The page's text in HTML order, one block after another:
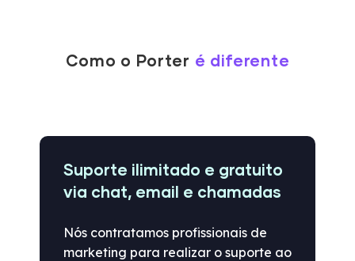
Como o Porter é diferente
Suporte ilimitado e gratuito
via chat, email e chamadas
Nós contratamos profissionais de
marketing para realizar o suporte ao